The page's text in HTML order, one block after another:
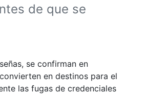
de que se
se confirman en
en destinos para el
las fugas de credenciales